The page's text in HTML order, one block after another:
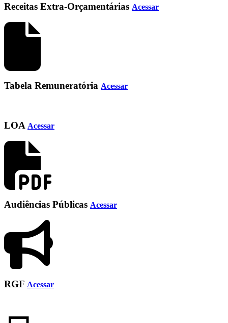
Receitas Extra-Orçamentárias Acessar
Tabela Remuneratória Acessar
LOA Acessar
Audiências Públicas Acessar
RGF Acessar